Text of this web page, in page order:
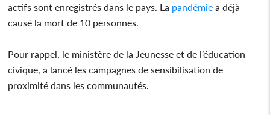
actifs sont enregistrés dans le pays. La pandémie a déjà
causé la mort de 10 personnes.
Pour rappel, le ministère de la Jeunesse et de l’éducation
civique, a lancé les campagnes de sensibilisation de
proximité dans les communautés.